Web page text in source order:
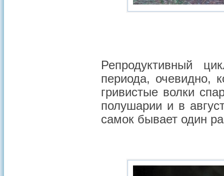
Репродуктивный
периода, очевидно,
гривистые волки
полушарии и в
самок бывает один